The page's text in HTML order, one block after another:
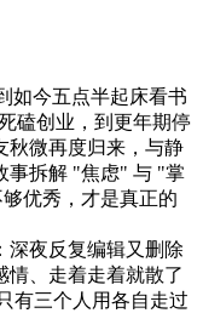
如今五点半起床看书
磕创业，到更年期停
秋微再度归来，与静
事拆解 "焦虑" 与 "掌
优秀，才是真正的
深夜反复编辑又删除
情、走着走着就散了
有三个人用各自走过